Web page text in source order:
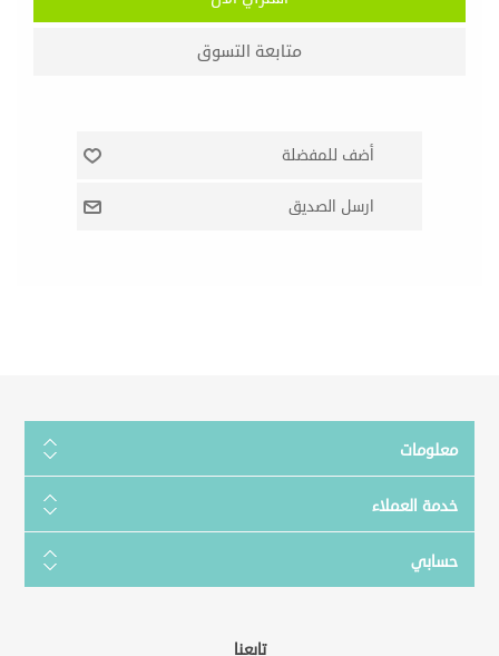
معلومات
خدمة العملاء
حسابي
تابعنا